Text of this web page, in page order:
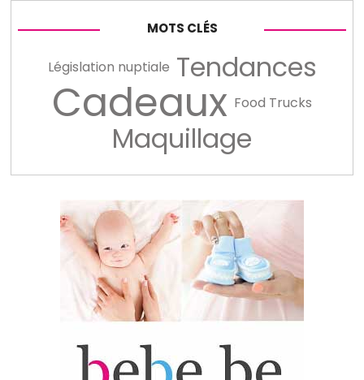
MOTS CLÉS
Législation nuptiale Tendances
Cadeaux Food Trucks
Maquillage